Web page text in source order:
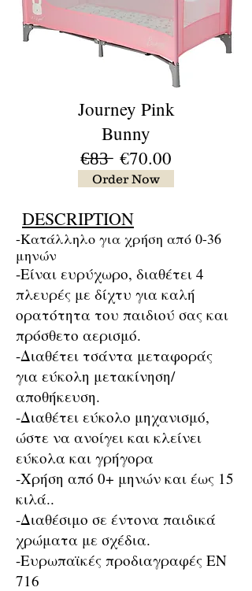
Journey Pink
Bunny
€̶8̶3̶ €70.00
Order Now
DESCRIPTION
-Κατάλληλο για χρήση από 0-36
μηνών
-Είναι ευρύχωρο, διαθέτει 4
πλευρές με δίχτυ για καλή
ορατότητα του παιδιού σας και
πρόσθετο αερισμό.
-Διαθέτει τσάντα μεταφοράς
για εύκολη μετακίνηση/
αποθήκευση.
-Διαθέτει εύκολο μηχανισμό,
ώστε να ανοίγει και κλείνει
εύκολα και γρήγορα
-Χρήση από 0+ μηνών και έως 15
κιλά..
-Διαθέσιμο σε έντονα παιδικά
χρώματα με σχέδια.
-Ευρωπαϊκές προδιαγραφές ΕΝ
716